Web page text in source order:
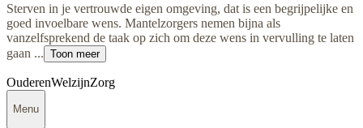
Sterven in je vertrouwde eigen omgeving, dat is een begrijpelijke en
goed invoelbare wens. Mantelzorgers nemen bijna als
vanzelfsprekend de taak op zich om deze wens in vervulling te laten
gaan ... Toon meer
OuderenWelzijnZorg
Menu